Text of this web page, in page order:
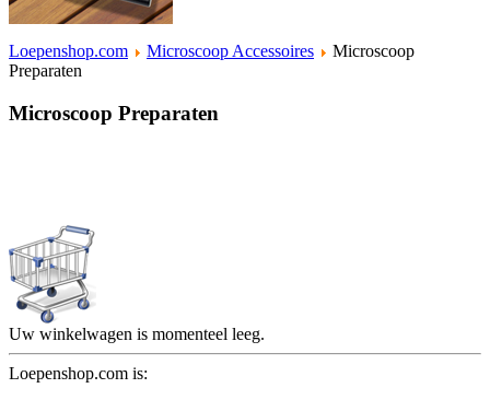
Loepenshop.com Microscoop Accessoires
Microscoop
Preparaten
Microscoop Preparaten
Uw winkelwagen is momenteel leeg.
Loepenshop.com is: